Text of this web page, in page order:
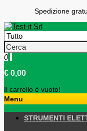
Spedizione
0
€ 0,00
Il carrello è vuoto!
Menu
STRUMENTI